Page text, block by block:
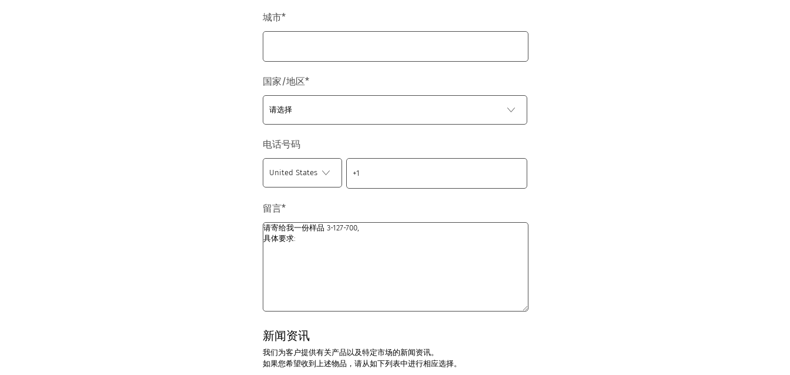
城市*
国家/地区*
电话号码
留言*
新闻资讯
我们为客户提供有关产品以及特定市场的新闻资讯。
如果您希望收到上述物品，请从如下列表中进行相应选择。